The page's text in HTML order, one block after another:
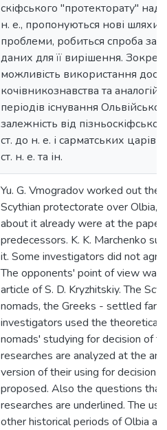
скіфського "протекторату" над
н. е., пропонуються нові шляхи
проблеми, робиться спроба
даних для її вирішення.
можливість використання
кочівникознавства та аналогій
періодів існування
залежність від
cт. до н. е. і сарматських царів
cт. н. е. та ін.
Yu. G. Vmogradov worked out the
Scythian protectorate over Olbia,
about it already were at the
predecessors. K. K. Marchenko
it. Some investigators did not
The opponents' point of view was
article of S. D. Kryzhitskiy. The
nomads, the Greeks - settled
investigators used the theoretical
nomads' studying for decision of
researches are analyzed at the
version of their using for decision
proposed. Also the questions that
researches are underlined. The
other historical periods of Olbia